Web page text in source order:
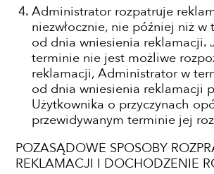
Administrator rozpatruje
niezwłocznie, nie później niż
od dnia wniesienia reklamacji.
terminie nie jest możliwe
reklamacji, Administrator w
od dnia wniesienia reklamacji
Użytkownika o przyczynach
przewidywanym terminie jej
POZASĄDOWE SPOSOBY
REKLAMACJI I DOCHODZENIE